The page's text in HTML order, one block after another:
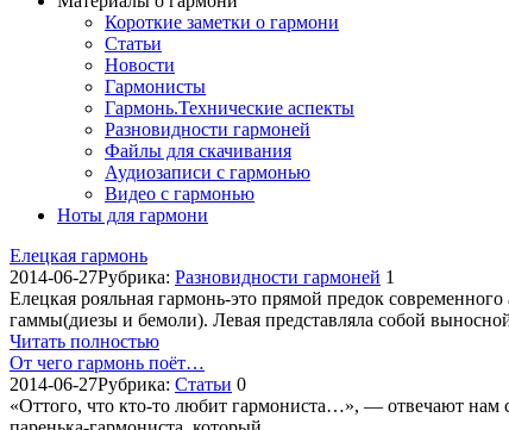
Короткие заметки о гармони
Cтатьи
Новости
Гармонисты
Гармонь.Технические аспекты
Разновидности гармоней
Файлы для скачивания
Аудиозаписи с гармонью
Видео с гармонью
Ноты для гармони
Елецкая гармонь
2014-06-27Рубрика: Разновидности гармоней 1
Елецкая рояльная гармонь-это прямой предок
гаммы(диезы и бемоли). Левая представляла собой
Читать полностью
От чего гармонь поёт…
2014-06-27Рубрика: Cтатьи 0
«Оттого, что кто-то любит гармониста…», — отвечают нам